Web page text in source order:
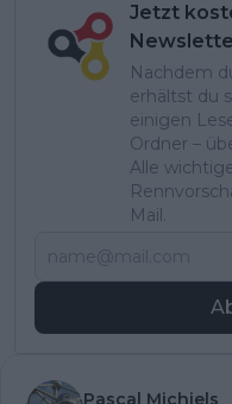
Jetzt
Nachdem
erhältst du
einigen
Ordner –
Alle
Mail.
Pascal Michiels